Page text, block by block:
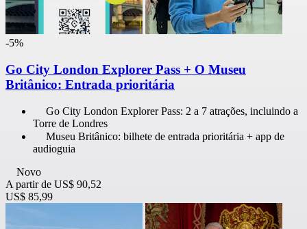
-5%
Go City London Explorer Pass + O Museu
Britânico: Entrada prioritária
Go City London Explorer Pass: 2 a 7 atrações, incluindo a
Torre de Londres
Museu Britânico: bilhete de entrada prioritária + app de
audioguia
Novo
A partir de US$ 90,52
US$ 85,99